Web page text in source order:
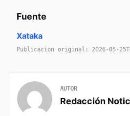
Fuente
Xataka
Publicacion original: 2026-05-
AUTOR
Redacción